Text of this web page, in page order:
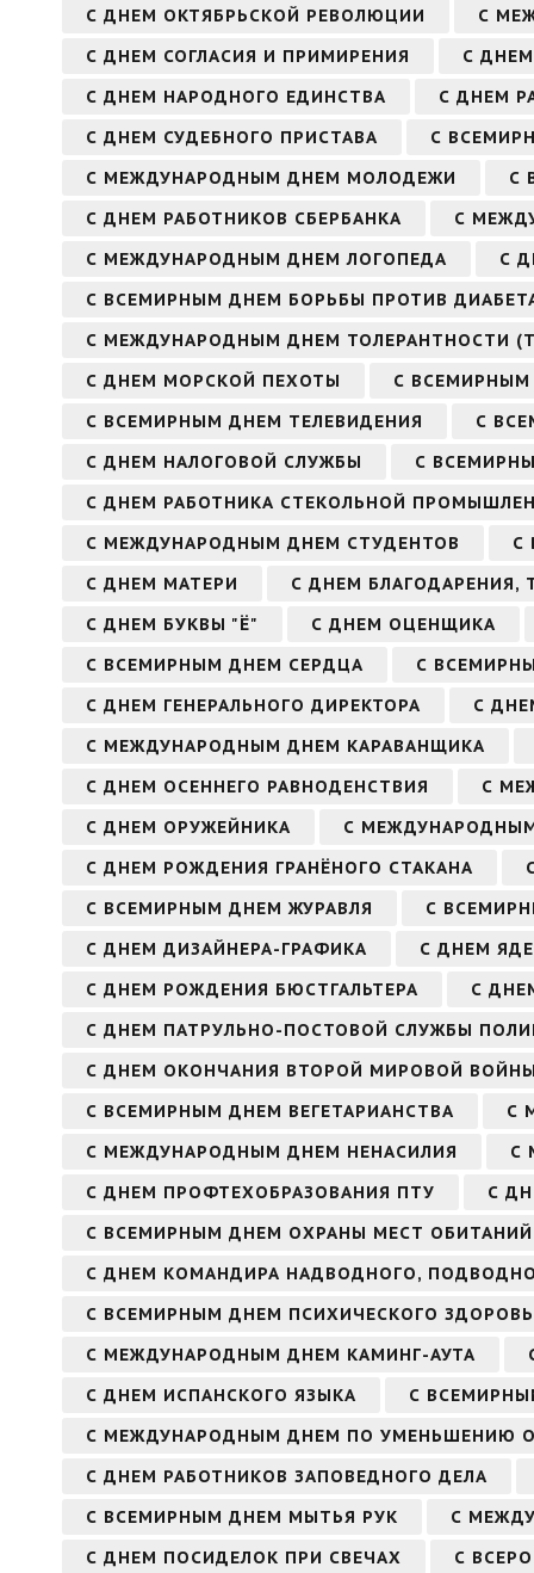
С ДНЕМ ОКТЯБРЬСКОЙ РЕВОЛЮЦИИ
С
С ДНЕМ СОГЛАСИЯ И ПРИМИРЕНИЯ
С
С ДНЕМ НАРОДНОГО ЕДИНСТВА
С ДНЕМ
С ДНЕМ СУДЕБНОГО ПРИСТАВА
С
С МЕЖДУНАРОДНЫМ ДНЕМ МОЛОДЕЖИ
С
С ДНЕМ РАБОТНИКОВ СБЕРБАНКА
С
С МЕЖДУНАРОДНЫМ ДНЕМ ЛОГОПЕДА
С
С ВСЕМИРНЫМ ДНЕМ БОРЬБЫ ПРОТИВ
С МЕЖДУНАРОДНЫМ ДНЕМ ТОЛЕРАНТНОСТИ
С ДНЕМ МОРСКОЙ ПЕХОТЫ
С
С ВСЕМИРНЫМ ДНЕМ ТЕЛЕВИДЕНИЯ
С
С ДНЕМ НАЛОГОВОЙ СЛУЖБЫ
С
С ДНЕМ РАБОТНИКА СТЕКОЛЬНОЙ
С МЕЖДУНАРОДНЫМ ДНЕМ СТУДЕНТОВ
С
С ДНЕМ МАТЕРИ
С ДНЕМ БЛАГОДАРЕНИЯ,
С ДНЕМ БУКВЫ "Ё"
С ДНЕМ ОЦЕНЩИКА
С ВСЕМИРНЫМ ДНЕМ СЕРДЦА
С
С ДНЕМ ГЕНЕРАЛЬНОГО ДИРЕКТОРА
С
С МЕЖДУНАРОДНЫМ ДНЕМ КАРАВАНЩИКА
С ДНЕМ ОСЕННЕГО РАВНОДЕНСТВИЯ
С
С ДНЕМ ОРУЖЕЙНИКА
С
С ДНЕМ РОЖДЕНИЯ ГРАНЁНОГО СТАКАНА
С ВСЕМИРНЫМ ДНЕМ ЖУРАВЛЯ
С
С ДНЕМ ДИЗАЙНЕРА-ГРАФИКА
С ДНЕМ
С ДНЕМ РОЖДЕНИЯ БЮСТГАЛЬТЕРА
С
С ДНЕМ ПАТРУЛЬНО-ПОСТОВОЙ СЛУЖБЫ
С ДНЕМ ОКОНЧАНИЯ ВТОРОЙ МИРОВОЙ
С ВСЕМИРНЫМ ДНЕМ ВЕГЕТАРИАНСТВА
С
С МЕЖДУНАРОДНЫМ ДНЕМ НЕНАСИЛИЯ
С
С ДНЕМ ПРОФТЕХОБРАЗОВАНИЯ ПТУ
С
С ВСЕМИРНЫМ ДНЕМ ОХРАНЫ МЕСТ ОБИТАНИЙ
С ДНЕМ КОМАНДИРА НАДВОДНОГО,
С ВСЕМИРНЫМ ДНЕМ ПСИХИЧЕСКОГО
С МЕЖДУНАРОДНЫМ ДНЕМ КАМИНГ-АУТА
С ДНЕМ ИСПАНСКОГО ЯЗЫКА
С
С МЕЖДУНАРОДНЫМ ДНЕМ ПО УМЕНЬШЕНИЮ
С ДНЕМ РАБОТНИКОВ ЗАПОВЕДНОГО ДЕЛА
С ВСЕМИРНЫМ ДНЕМ МЫТЬЯ РУК
С
С ДНЕМ ПОСИДЕЛОК ПРИ СВЕЧАХ
С